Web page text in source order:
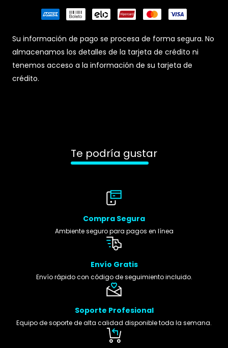
Su información de pago se procesa de forma segura. No
almacenamos los detalles de la tarjeta de crédito ni
tenemos acceso a la información de su tarjeta de
crédito.
Te podría gustar
Compra Segura
Ambiente seguro para pagos en línea
Envío Gratis
Envío rápido con código de seguimiento incluido.
Soporte Profesional
Equipo de soporte de alta calidad disponible toda la semana.